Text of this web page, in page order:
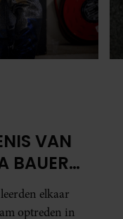
VAN
BAUER:
elkaar
optreden in